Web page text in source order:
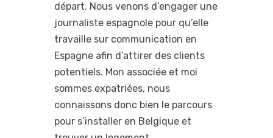
départ. Nous venons d’engager une
journaliste espagnole pour qu’elle
travaille sur communication en
Espagne afin d’attirer des clients
potentiels. Mon associée et moi
sommes expatriées, nous
connaissons donc bien le parcours
pour s’installer en Belgique et